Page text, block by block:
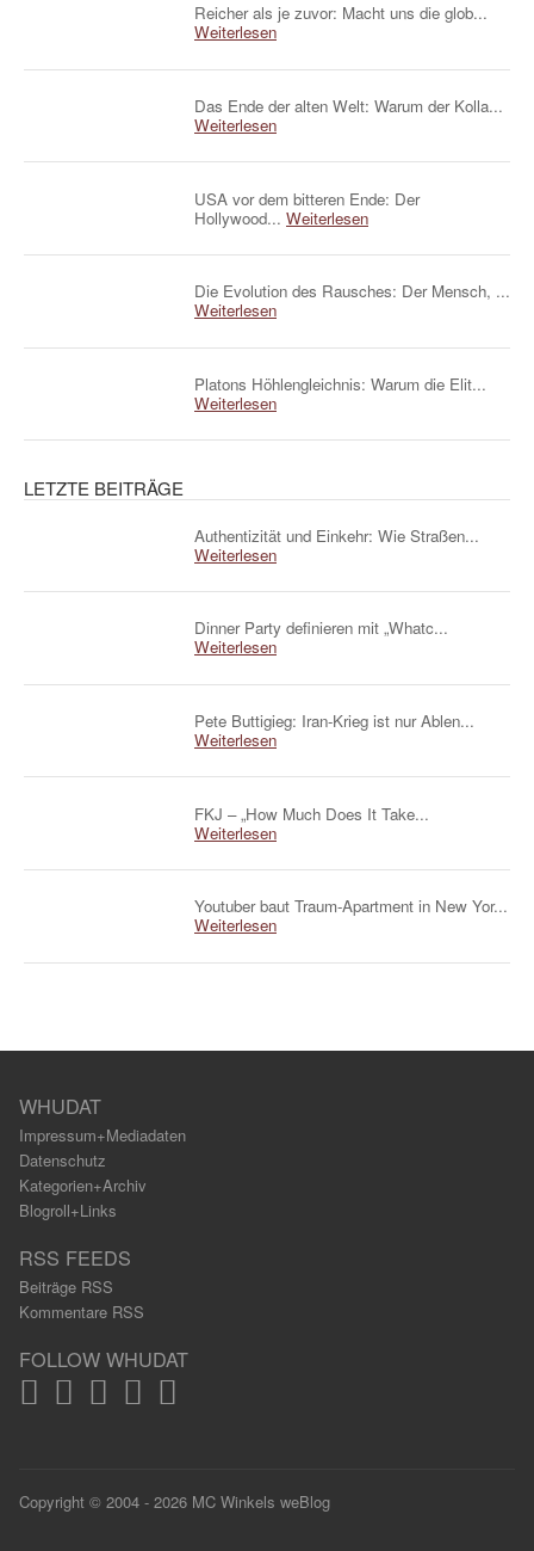
Reicher als je zuvor: Macht uns die glob...
Weiterlesen
Das Ende der alten Welt: Warum der Kolla...
Weiterlesen
USA vor dem bitteren Ende: Der
Hollywood... Weiterlesen
Die Evolution des Rausches: Der Mensch, ...
Weiterlesen
Platons Höhlengleichnis: Warum die Elit...
Weiterlesen
LETZTE BEITRÄGE
Authentizität und Einkehr: Wie Straßen...
Weiterlesen
Dinner Party definieren mit „Whatc...
Weiterlesen
Pete Buttigieg: Iran-Krieg ist nur Ablen...
Weiterlesen
FKJ – „How Much Does It Take...
Weiterlesen
Youtuber baut Traum-Apartment in New Yor...
Weiterlesen
WHUDAT
Impressum+Mediadaten
Datenschutz
Kategorien+Archiv
Blogroll+Links
RSS FEEDS
Beiträge RSS
Kommentare RSS
FOLLOW WHUDAT
Copyright © 2004 - 2026 MC Winkels weBlog